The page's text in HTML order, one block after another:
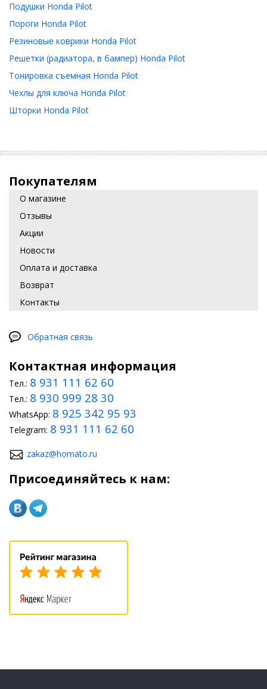
Подушки Honda Pilot
Пороги Honda Pilot
Резиновые коврики Honda Pilot
Решетки (радиатора, в бампер) Honda Pilot
Тонировка съемная Honda Pilot
Чехлы для ключа Honda Pilot
Шторки Honda Pilot
Покупателям
О магазине
Отзывы
Акции
Новости
Оплата и доставка
Возврат
Контакты
Обратная связь
Контактная информация
Тел.: 8 931 111 62 60
Тел.: 8 930 999 28 30
WhatsApp: 8 925 342 95 93
Telegram: 8 931 111 62 60
zakaz@homato.ru
Присоединяйтесь к нам: